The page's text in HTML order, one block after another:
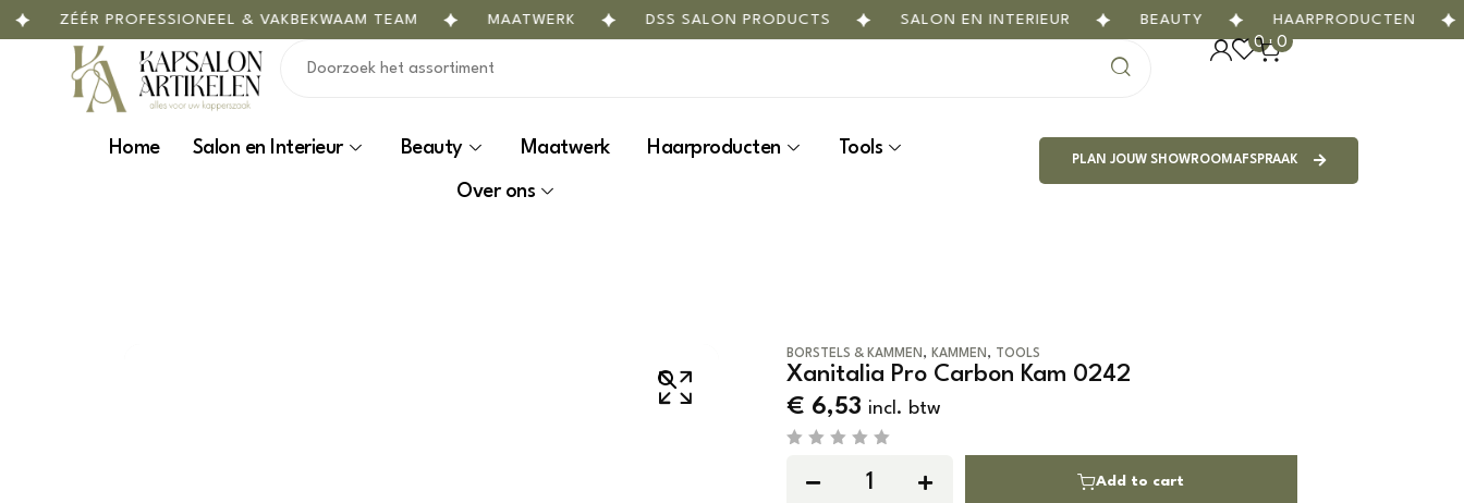
ZÉÉR PROFESSIONEEL & VAKBEKWAAM TEAM MAATWERK DSS SALON PRODUCTS SALON EN INTERIEUR BEAUTY HAARPRODUCTEN
0 0
Home Salon en Interieur Beauty Maatwerk Haarproducten Tools
Over ons
PLAN JOUW SHOWROOMAFSPRAAK
BORSTELS & KAMMEN , KAMMEN , TOOLS
Xanitalia Pro Carbon Kam 0242
€ 6,53 incl. btw
Add to cart